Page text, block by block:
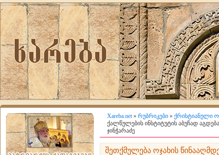
Xareba.net» რუბრიკები » ქრისტიანული
ქალწულების ინსტიტუტის აბუჩად
ჯინჭარაძე
შეთქმულება ოჯახის